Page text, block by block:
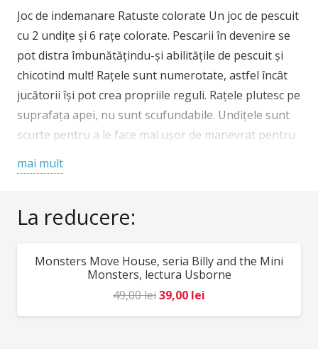
Djeco
Ratuste
colorate
Joc de indemanare Ratuste colorate Un joc de pescuit
cu 2 undițe și 6 rațe colorate. Pescarii în devenire se
pot distra îmbunătățindu-și abilitățile de pescuit și
chicotind mult! Rațele sunt numerotate, astfel încât
jucătorii își pot crea propriile reguli. Rațele plutesc pe
suprafața apei, nu sunt scufundabile. Undițele sunt
scurte pentru a le face mai ușor de manevrat pentru
interior sau în exterior. Conținut: 6 rațe colorate din
ani. Confecționat din materiale non-toxice, cu vopsele
AVERTISMENT: Contraindicat copiilor sub 2 ani. A se
utiliza sub directa supraveghere a unei persoane
adulte. Producător: Djeco, Franța
mai mult
La reducere:
REDUCERI!
Monsters Move House, seria Billy and the Mini
Monsters, lectura Usborne
49,00leiPrețul
inițial
39,00 lei
curent